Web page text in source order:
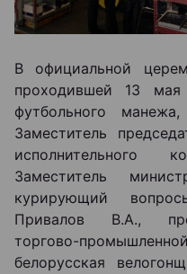
В официальной
проходившей 13
футбольного
Заместитель
исполнительного
Заместитель
курирующий
Привалов В.А.,
торгово-
белорусская